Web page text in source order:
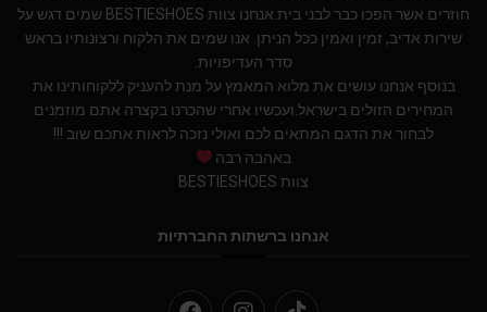
חוזרים אשר הפכו כבר לבני בית.אנחנו צוות BESTIESHOES שמים דגש על
שירות אדיב, זמין ואמין ככל הניתן. אנו שמים את הלקוח ורצונותיו בראש
סדר העדיפויות.
בנוסף אנחנו עושים את מלוא המאמץ על מנת להעניק ללקוחותינו את
המחירים הזולים בישראל.ועכשיו אחרי שהכרנו בקצרה אתם מוזמנים
לבחור את הדגם המתאים לכם ואולי נזכה לראות אתכם שוב !!!
באהבה רבה
צוות BESTIESHOES
אנחנו ברשתות החברתיות